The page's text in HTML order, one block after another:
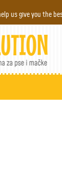
us give you the